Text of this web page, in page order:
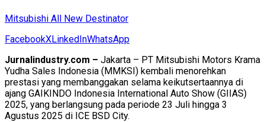
Mitsubishi All New Destinator
FacebookXLinkedInWhatsApp
Jurnalindustry.com – Jakarta – PT Mitsubishi Motors Krama
Yudha Sales Indonesia (MMKSI) kembali menorehkan
prestasi yang membanggakan selama keikutsertaannya di
ajang GAIKINDO Indonesia International Auto Show (GIIAS)
2025, yang berlangsung pada periode 23 Juli hingga 3
Agustus 2025 di ICE BSD City.